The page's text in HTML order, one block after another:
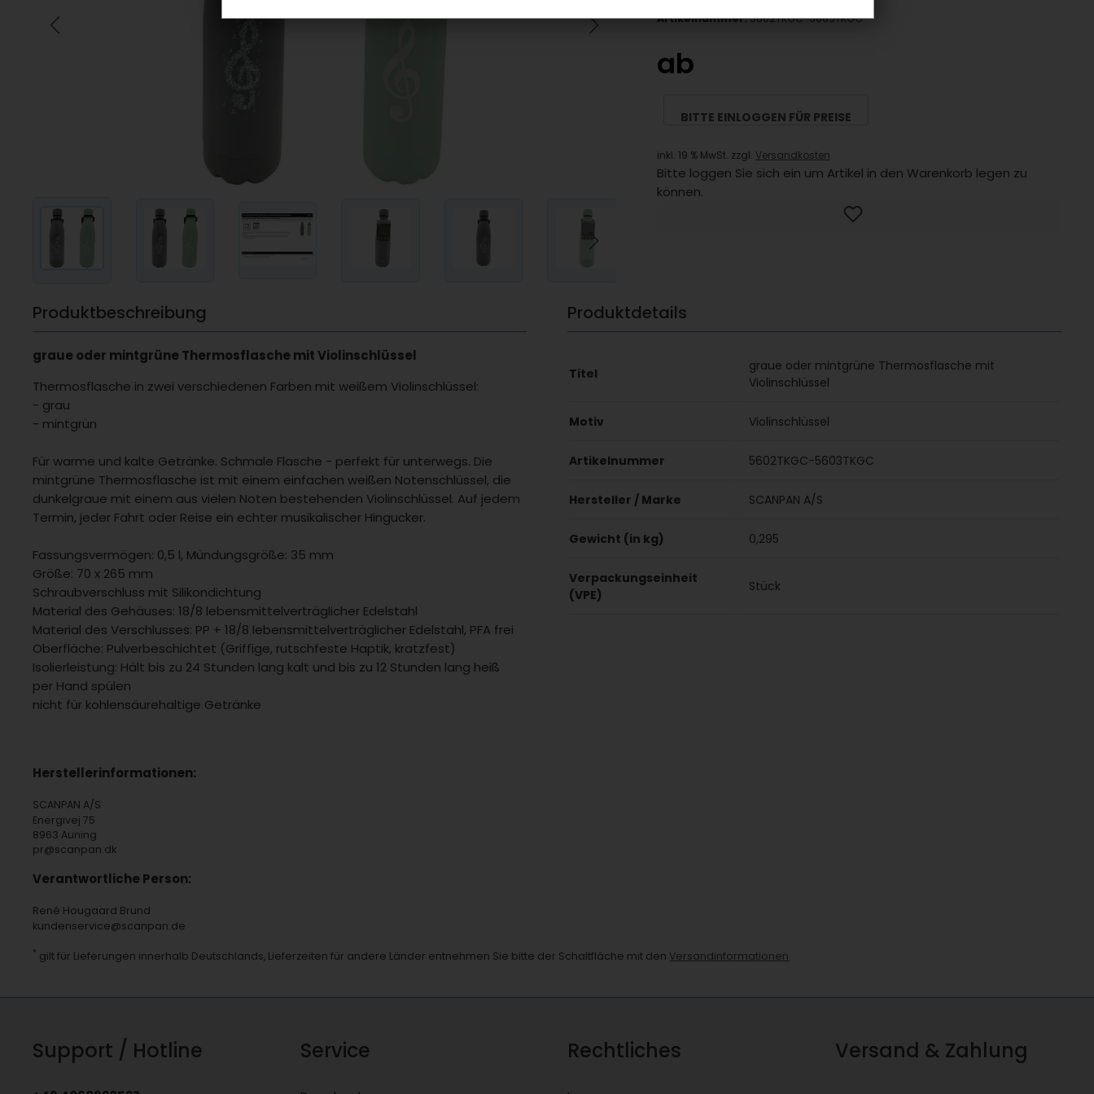
Artikelnummer:5602TKGC-5603TKGC
ab
BITTE EINLOGGEN FÜR PREISE
inkl. 19 % MwSt. zzgl. Versandkosten
Bitte loggen Sie sich ein um Artikel in den Warenkorb legen zu
können.
Produktbeschreibung
graue oder mintgrüne Thermosflasche mit Violinschlüssel
Thermosflasche in zwei verschiedenen Farben mit weißem Violinschlüssel:
- grau
- mintgrün
Für warme und kalte Getränke. Schmale Flasche - perfekt für unterwegs. Die
mintgrüne Thermosflasche ist mit einem einfachen weißen Notenschlüssel, die
dunkelgraue mit einem aus vielen Noten bestehenden Violinschlüssel. Auf jedem
Termin, jeder Fahrt oder Reise ein echter musikalischer Hingucker.
Fassungsvermögen: 0,5 l, Mündungsgröße: 35 mm
Größe: 70 x 265 mm
Schraubverschluss mit Silikondichtung
Material des Gehäuses: 18/8 lebensmittelverträglicher Edelstahl
Material des Verschlusses: PP + 18/8 lebensmittelverträglicher Edelstahl, PFA frei
Oberfläche: Pulverbeschichtet (Griffige, rutschfeste Haptik, kratzfest)
Isolierleistung: Hält bis zu 24 Stunden lang kalt und bis zu 12 Stunden lang heiß
per Hand spülen
nicht für kohlensäurehaltige Getränke
Herstellerinformationen:
SCANPAN A/S
Energivej 75
8963 Auning
pr@scanpan.dk
Verantwortliche Person:
René Hougaard Brund
kundenservice@scanpan.de
Produktdetails
Titel
graue oder mintgrüne Thermosflasche mit
Violinschlüssel
Motiv Violinschlüssel
Artikelnummer 5602TKGC-5603TKGC
Hersteller / Marke SCANPAN A/S
Gewicht (in kg) 0,295
Verpackungseinheit
(VPE)
Stück
* gilt für Lieferungen innerhalb Deutschlands, Lieferzeiten für andere Länder entnehmen Sie bitte der Schaltfläche mit den Versandinformationen
Support / Hotline Service Rechtliches Versand & Zahlung